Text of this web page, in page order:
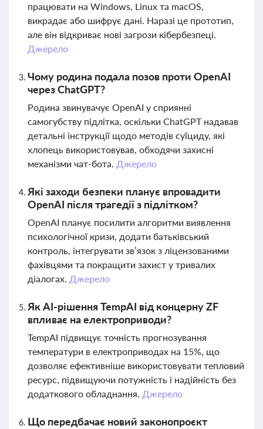
працювати на Windows, Linux та macOS,
викрадає або шифрує дані. Наразі це прототип,
але він відкриває нові загрози кібербезпеці.
Джерело
Чому родина подала позов проти OpenAI
через ChatGPT?
Родина звинувачує OpenAI у сприянні
самогубству підлітка, оскільки ChatGPT надавав
детальні інструкції щодо методів суїциду, які
хлопець використовував, обходячи захисні
механізми чат-бота. Джерело
Які заходи безпеки планує впровадити
OpenAI після трагедії з підлітком?
OpenAI планує посилити алгоритми виявлення
психологічної кризи, додати батьківський
контроль, інтегрувати зв’язок з ліцензованими
фахівцями та покращити захист у тривалих
діалогах. Джерело
Як AI-рішення TempAI від концерну ZF
впливає на електроприводи?
TempAI підвищує точність прогнозування
температури в електроприводах на 15%, що
дозволяє ефективніше використовувати тепловий
ресурс, підвищуючи потужність і надійність без
додаткового обладнання. Джерело
Що передбачає новий законопроєкт